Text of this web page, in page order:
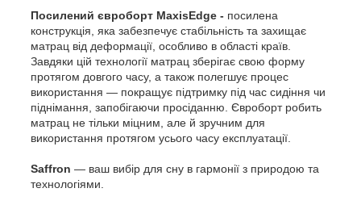
Посилений євроборт MaxisEdge - посилена
конструкція, яка забезпечує стабільність та захищає
матрац від деформації, особливо в області країв.
Завдяки цій технології матрац зберігає свою форму
протягом довгого часу, а також полегшує процес
використання — покращує підтримку під час сидіння чи
піднімання, запобігаючи просіданню. Євроборт робить
матрац не тільки міцним, але й зручним для
використання протягом усього часу експлуатації.
Saffron — ваш вибір для сну в гармонії з природою та
технологіями.